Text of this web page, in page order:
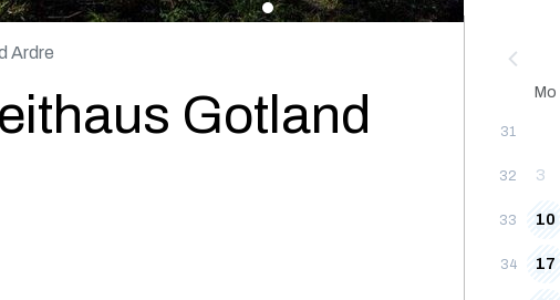
Ardre
Gotland
Mo
31
32 3
33 10
34 17